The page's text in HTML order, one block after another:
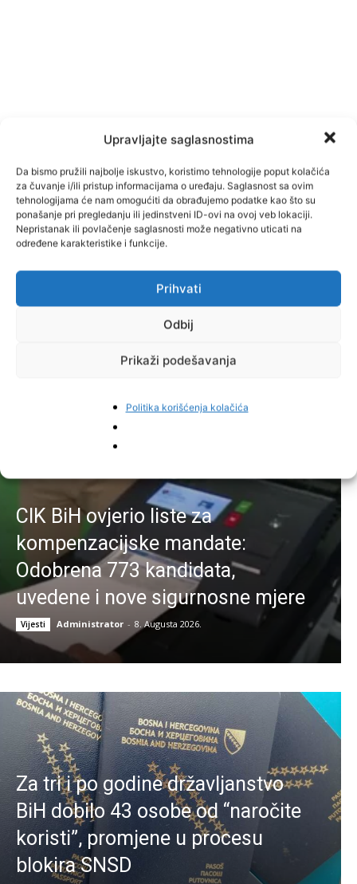
Upravljajte saglasnostima
Da bismo pružili najbolje iskustvo, koristimo tehnologije poput kolačića
za čuvanje i/ili pristup informacijama o uređaju. Saglasnost sa ovim
tehnologijama će nam omogućiti da obrađujemo podatke kao što su
ponašanje pri pregledanju ili jedinstveni ID-ovi na ovoj veb lokaciji.
Nepristanak ili povlačenje saglasnosti može negativno uticati na
određene karakteristike i funkcije.
Prihvati
Odbij
Prikaži podešavanja
Politika korišćenja kolačića
CIK BiH ovjerio liste za
kompenzacijske mandate:
Odobrena 773 kandidata,
uvedene i nove sigurnosne mjere
Vijesti Administrator - 8. Augusta 2026.
Za tri i po godine državljanstvo
BiH dobilo 43 osobe od “naročite
koristi”, promjene u procesu
blokira SNSD